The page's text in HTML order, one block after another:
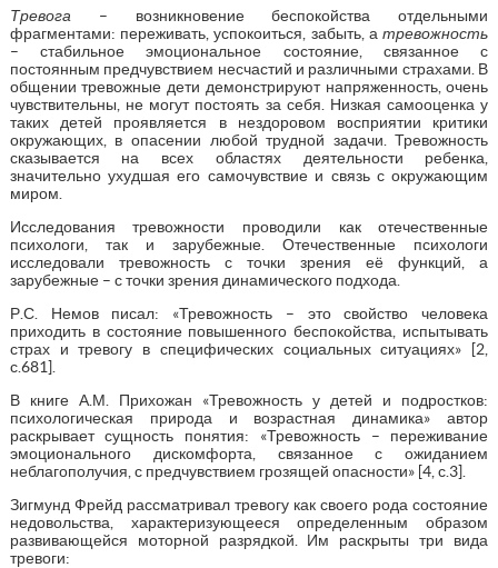
Тревога – возникновение беспокойства отдельными
фрагментами: переживать, успокоиться, забыть, атревожность
– стабильное эмоциональное состояние, связанное с
постоянным предчувствием несчастий и различными страхами. В
общении тревожные дети демонстрируют напряженность, очень
чувствительны, не могут постоять за себя. Низкая самооценка у
таких детей проявляется в нездоровом восприятии критики
окружающих, в опасении любой трудной задачи. Тревожность
сказывается на всех областях деятельности ребенка,
значительно ухудшая его самочувствие и связь с окружающим
миром.
Исследования тревожности проводили как отечественные
психологи, так и зарубежные. Отечественные психологи
исследовали тревожность с точки зрения её функций, а
зарубежные – с точки зрения динамического подхода.
Р.С. Немов писал: «Тревожность – это свойство человека
приходить в состояние повышенного беспокойства, испытывать
страх и тревогу в специфических социальных ситуациях» [2,
с.681].
В книге А.М. Прихожан «Тревожность у детей и подростков:
психологическая природа и возрастная динамика» автор
раскрывает сущность понятия: «Тревожность – переживание
эмоционального дискомфорта, связанное с ожиданием
неблагополучия, с предчувствием грозящей опасности» [4, с.3].
Зигмунд Фрейд рассматривал тревогу как своего рода состояние
недовольства, характеризующееся определенным образом
развивающейся моторной разрядкой. Им раскрыты три вида
тревоги: